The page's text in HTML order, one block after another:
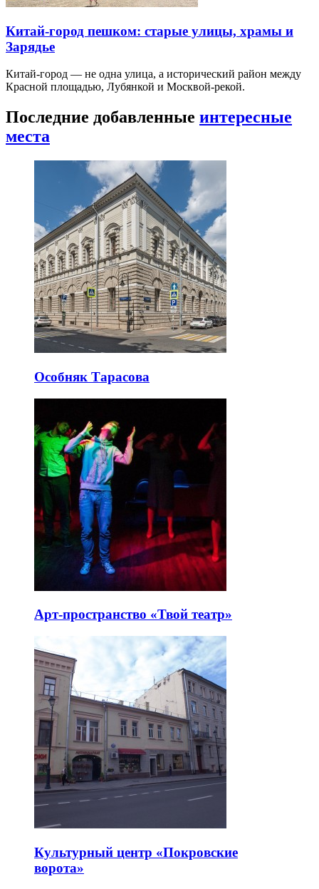
Китай-город пешком: старые улицы, храмы и
Зарядье
Китай-город — не одна улица, а исторический район между
Красной площадью, Лубянкой и Москвой-рекой.
Последние добавленные интересные
места
Особняк Тарасова
Арт-пространство «Твой театр»
Культурный центр «Покровские
ворота»